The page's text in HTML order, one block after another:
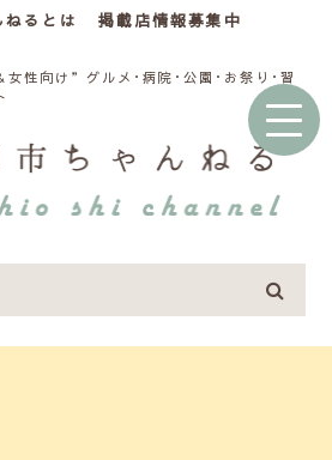
るとは 掲載店情報募集中
女性向け”グルメ･病院･公園･お祭り･習